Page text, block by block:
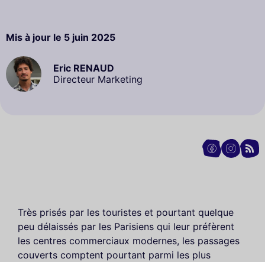
Mis à jour le 5 juin 2025
Eric RENAUD
Directeur Marketing
Très prisés par les touristes et pourtant quelque
peu délaissés par les Parisiens qui leur préfèrent
les centres commerciaux modernes, les passages
couverts comptent pourtant parmi les plus